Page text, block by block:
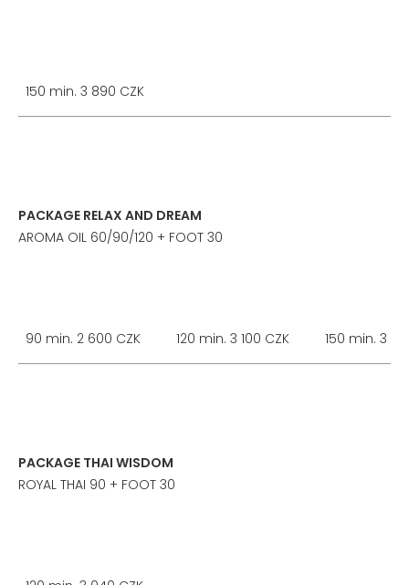
150 min. 3 890 CZK
PACKAGE RELAX AND DREAM
AROMA OIL 60/90/120 + FOOT 30
90 min. 2 600 CZK 120 min. 3 100 CZK 150 min. 3
PACKAGE THAI WISDOM
ROYAL THAI 90 + FOOT 30